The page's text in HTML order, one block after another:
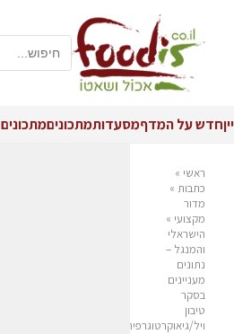
ייןחדש על המדףמסעדותמתכונים
ראשי »
כתבות »
מדור
מקצועי »
הישראלי
והמנגל –
נתונים
מעניינים
בסקר
טיבון
ויל/גיאוקרטוגרפיה